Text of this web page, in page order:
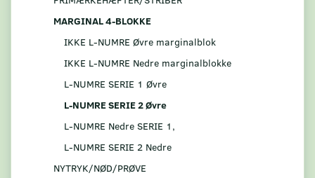
MARGINAL 4-BLOKKE
IKKE L-NUMRE Øvre marginalblok
IKKE L-NUMRE Nedre marginalblokke
L-NUMRE SERIE 1 Øvre
L-NUMRE SERIE 2 Øvre
L-NUMRE Nedre SERIE 1,
L-NUMRE SERIE 2 Nedre
NYTRYK/NØD/PRØVE